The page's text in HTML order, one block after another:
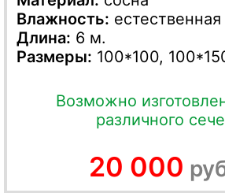
Влажность: естественная
Длина: 6 м.
Размеры: 100*100,
Возможно
различного
20 000